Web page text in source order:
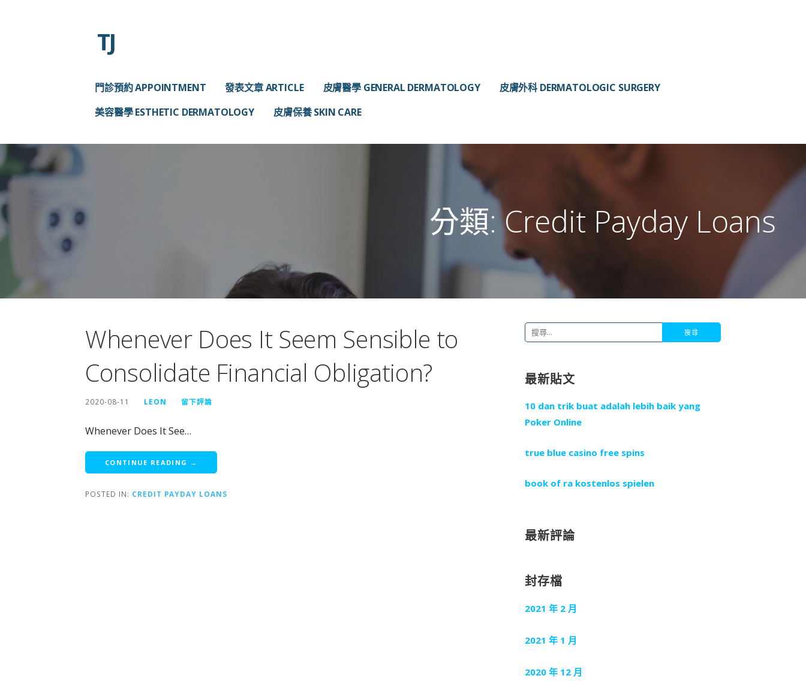
TJ
門診預約 APPOINTMENT 發表文章 ARTICLE 皮膚醫學 GENERAL DERMATOLOGY
皮膚外科 DERMATOLOGIC SURGERY
美容醫學 ESTHETIC DERMATOLOGY
皮膚保養 SKIN CARE
分類:Credit Payday Loans
Whenever Does It Seem Sensible to
Consolidate Financial Obligation?
2020-08-11 LEON 留下評論
Whenever Does It See…
CONTINUE READING →
POSTED IN: CREDIT PAYDAY LOANS
搜
鍵
最新貼文
10 dan trik buat adalah lebih baik yang
Poker Online
true blue casino free spins
book of ra kostenlos spielen
最新評論
封存檔
2021 年 2 月
2021 年 1 月
2020 年 12 月